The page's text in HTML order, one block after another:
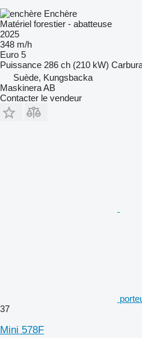
Enchère
Matériel forestier - abatteuse
2025
348 m/h
Euro 5
Puissance 286 ch (210 kW)
Suède, Kungsbacka
Maskinera AB
Contacter le vendeur
37
Mini 578F